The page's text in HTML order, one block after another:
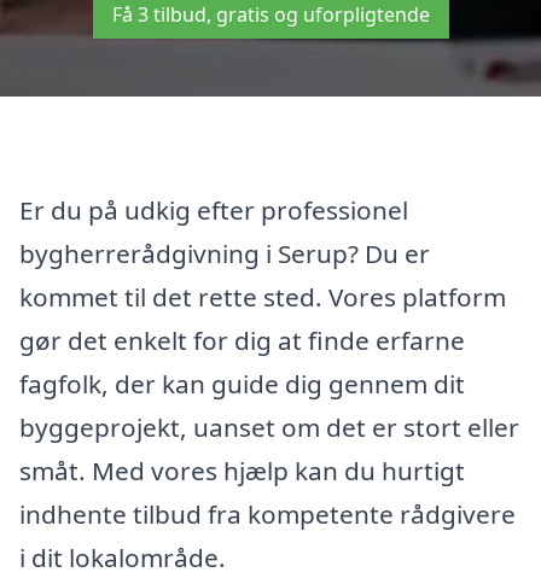
Få 3 tilbud, gratis og uforpligtende
Er du på udkig efter professionel
bygherrerådgivning i Serup? Du er
kommet til det rette sted. Vores platform
gør det enkelt for dig at finde erfarne
fagfolk, der kan guide dig gennem dit
byggeprojekt, uanset om det er stort eller
småt. Med vores hjælp kan du hurtigt
indhente tilbud fra kompetente rådgivere
i dit lokalområde.